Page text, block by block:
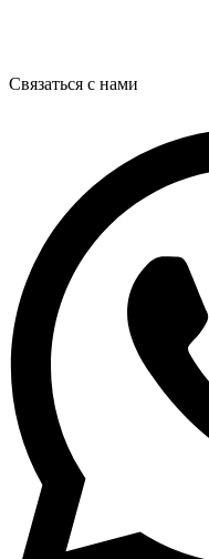
Связаться с нами